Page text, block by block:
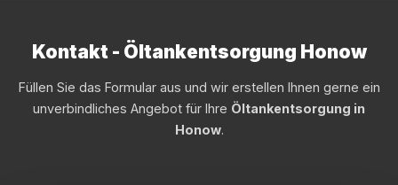
Kontakt - Öltankentsorgung Honow
Füllen Sie das Formular aus und wir erstellen Ihnen gerne ein
unverbindliches Angebot für Ihre Öltankentsorgung in
Honow.